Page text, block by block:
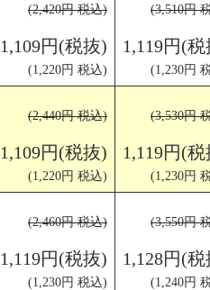
(2,420円 税込)
1,109円(税抜)
(1,220円 税込)
(3,510円
1,119円(
(1,230円
(2,440円 税込)
1,109円(税抜)
(1,220円 税込)
(3,530円
1,119円(
(1,230円
(2,460円 税込)
1,119円(税抜)
(1,230円 税込)
(3,550円
1,128円(
(1,240円